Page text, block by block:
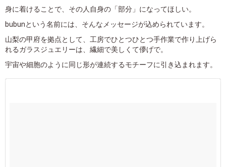
身に着けることで、その人自身の「部分」になってほしい。
bubunという名前には、そんなメッセージが込められています。
山梨の甲府を拠点として、工房でひとつひとつ手作業で作り上げら
れるガラスジュエリーは、繊細で美しくて儚げで。
宇宙や細胞のように同じ形が連続するモチーフに引き込まれます。